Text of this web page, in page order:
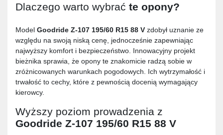
Dlaczego warto wybrać te opony?
Model Goodride Z-107 195/60 R15 88 V zdobył uznanie ze
względu na swoją niską cenę, jednocześnie zapewniając
najwyższy komfort i bezpieczeństwo. Innowacyjny projekt
bieżnika sprawia, że opony te znakomicie radzą sobie w
zróżnicowanych warunkach pogodowych. Ich wytrzymałość i
trwałość to cechy, które z pewnością docenią wymagający
kierowcy.
Wyższy poziom prowadzenia z
Goodride Z-107 195/60 R15 88 V